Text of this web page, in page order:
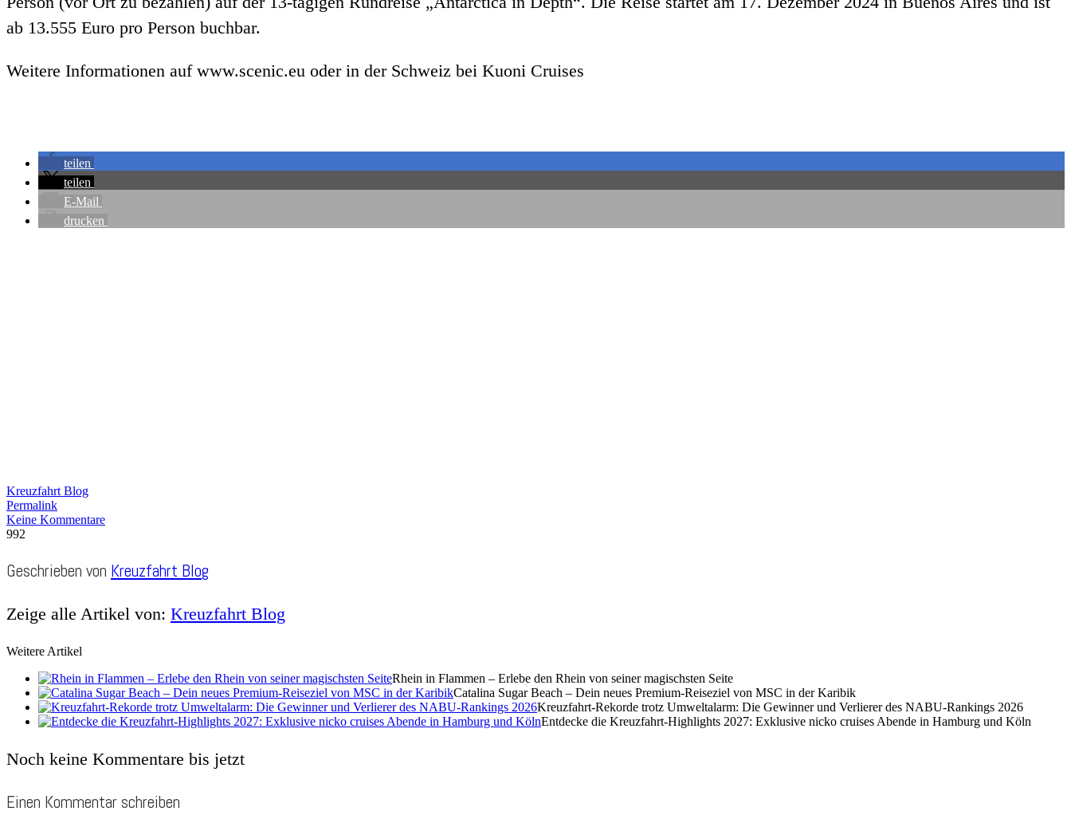
ab 13.555 Euro pro Person buchbar.
Weitere Informationen auf www.scenic.eu oder in der Schweiz bei Kuoni Cruises
teilen
teilen
E-Mail
drucken
Kreuzfahrt Blog
Permalink
Keine Kommentare
992
Geschrieben von Kreuzfahrt Blog
Zeige alle Artikel von: Kreuzfahrt Blog
Weitere Artikel
Rhein in Flammen – Erlebe den Rhein von seiner magischsten Seite
Catalina Sugar Beach – Dein neues Premium-Reiseziel von MSC in der Karibik
Kreuzfahrt-Rekorde trotz Umweltalarm: Die Gewinner und Verlierer des NABU-Rankings 2026
Entdecke die Kreuzfahrt-Highlights 2027: Exklusive nicko cruises Abende in Hamburg und Köln
Noch keine Kommentare bis jetzt
Einen Kommentar schreiben